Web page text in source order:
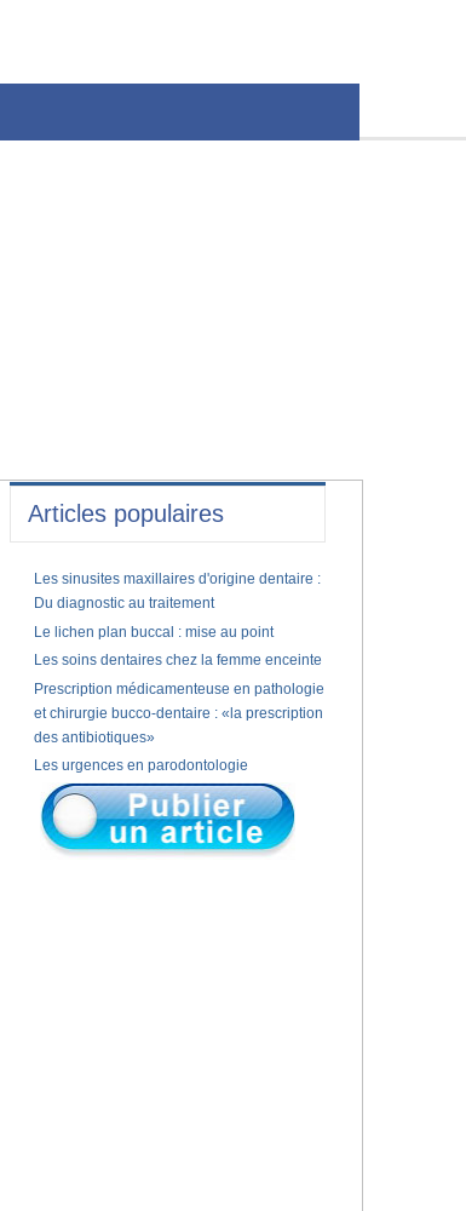
Articles populaires
Les sinusites maxillaires d'origine dentaire :
Du diagnostic au traitement
Le lichen plan buccal : mise au point
Les soins dentaires chez la femme enceinte
Prescription médicamenteuse en pathologie
et chirurgie bucco-dentaire : «la prescription
des antibiotiques»
Les urgences en parodontologie